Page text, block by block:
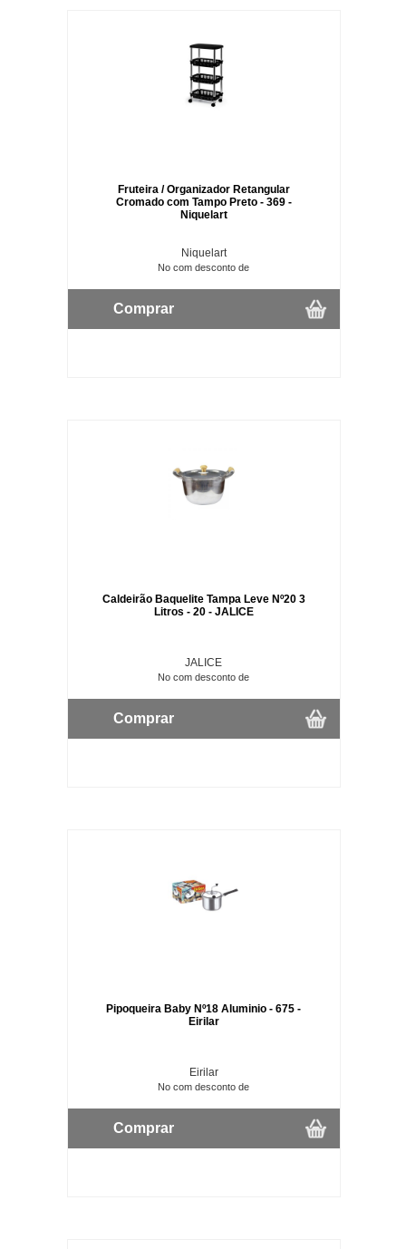
Fruteira / Organizador Retangular
Cromado com Tampo Preto - 369 -
Niquelart
Niquelart
No com desconto de
Comprar
Caldeirão Baquelite Tampa Leve Nº20 3
Litros - 20 - JALICE
JALICE
No com desconto de
Comprar
Pipoqueira Baby Nº18 Aluminio - 675 -
Eirilar
Eirilar
No com desconto de
Comprar